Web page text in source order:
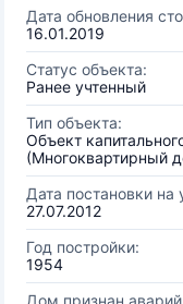
Дата обновления
16.01.2019
Статус объекта:
Ранее учтенный
Тип объекта:
Объект
(Многоквартирный
Дата постановки на
27.07.2012
Год постройки:
1954
Дом признан